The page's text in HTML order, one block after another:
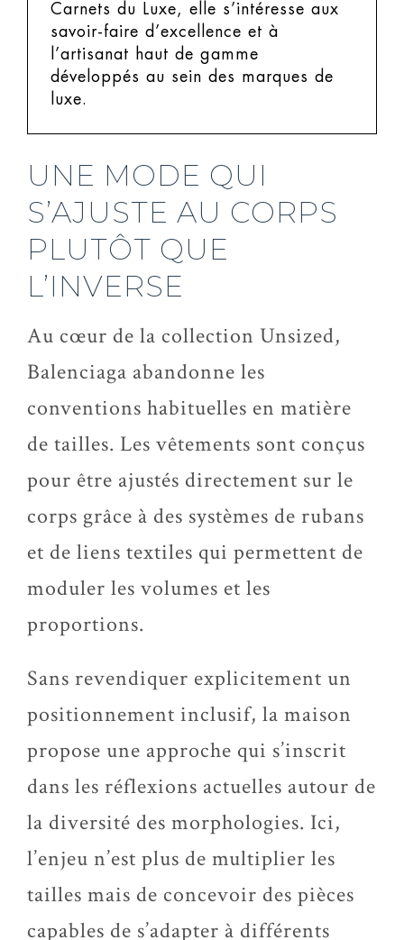
Carnets du Luxe, elle s’intéresse aux
savoir-faire d’excellence et à
l’artisanat haut de gamme
développés au sein des marques de
luxe.
UNE MODE QUI
S’AJUSTE AU CORPS
PLUTÔT QUE
L’INVERSE
Au cœur de la collection Unsized,
Balenciaga abandonne les
conventions habituelles en matière
de tailles. Les vêtements sont conçus
pour être ajustés directement sur le
corps grâce à des systèmes de rubans
et de liens textiles qui permettent de
moduler les volumes et les
proportions.
Sans revendiquer explicitement un
positionnement inclusif, la maison
propose une approche qui s’inscrit
dans les réflexions actuelles autour de
la diversité des morphologies. Ici,
l’enjeu n’est plus de multiplier les
tailles mais de concevoir des pièces
capables de s’adapter à différents